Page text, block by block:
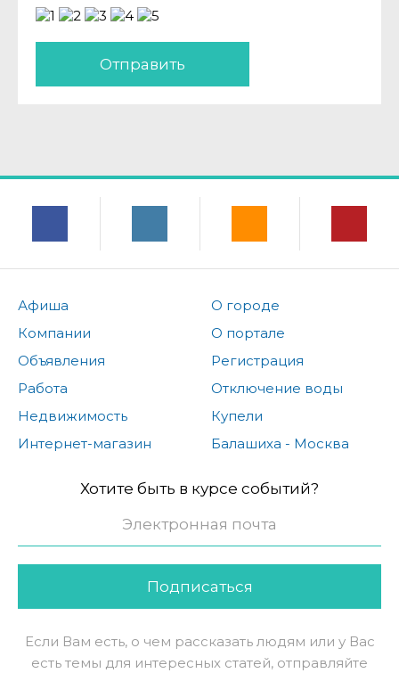
Отправить
Афиша
Компании
Объявления
Работа
Недвижимость
Интернет-магазин
О городе
О портале
Регистрация
Отключение воды
Купели
Балашиха - Москва
Хотите быть в курсе событий?
Подписаться
Если Вам есть, о чем рассказать людям или у Вас
есть темы для интересных статей, отправляйте